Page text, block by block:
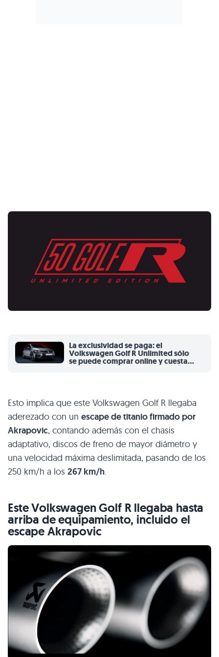
La exclusividad se paga: el
Volkswagen Golf R Unlimited sólo
se puede comprar online y cuesta
Esto implica que este Volkswagen Golf R llegaba
aderezado con un escape de titanio firmado por
Akrapovic, contando además con el chasis
adaptativo, discos de freno de mayor diámetro y
una velocidad máxima deslimitada, pasando de los
250 km/h a los 267 km/h.
Este Volkswagen Golf R llegaba hasta
arriba de equipamiento, incluido el
escape Akrapovic